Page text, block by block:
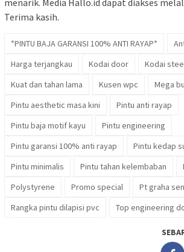
menarik. Media Hallo.id dapat diakses
Terima kasih.
*PINTU BAJA GARANSI 100% ANTI RAYAP*
Harga terjangkau
Kodai door
Kodai
Kuat dan tahan lama
Kusen wpc
Mega
Pintu aesthetic masa kini
Pintu anti rayap
Pintu baja motif kayu
Pintu engineering
Pintu garansi 100% anti rayap
Pintu kedap
Pintu minimalis
Pintu tahan kelembaban
Polystyrene
Promo special
Pt graha
Rangka pintu dilapisi pvc
Top engineering